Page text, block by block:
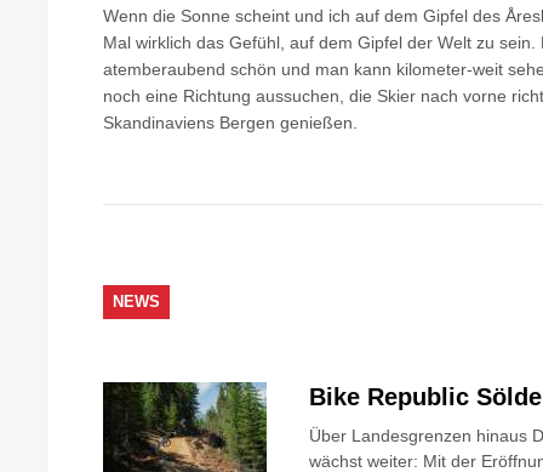
Wenn die Sonne scheint und ich auf dem Gipfel des
Mal wirklich das Gefühl, auf dem Gipfel der Welt zu sein.
atemberaubend schön und man kann kilometer-weit
noch eine Richtung aussuchen, die Skier nach vorne
Skandinaviens Bergen genießen.
NEWS
Bike Republic
Über Landesgrenzen hinaus
wächst weiter: Mit der